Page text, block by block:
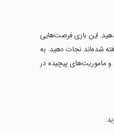
دهید. این بازی فرصت‌هایی
شده‌اند نجات دهید. به
و ماموریت‌های پیچیده در